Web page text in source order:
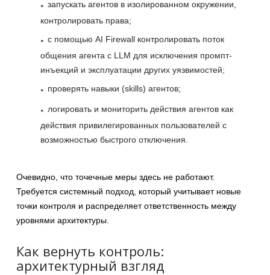
запускать агентов в изолированном окружении,
контролировать права;
с помощью AI Firewall контролировать поток
общения агента с LLM для исключения промпт-
инъекций и эксплуатации других уязвимостей;
проверять навыки (skills) агентов;
логировать и мониторить действия агентов как
действия привилегированных пользователей с
возможностью быстрого отключения.
Очевидно, что точечные меры здесь не работают.
Требуется системный подход, который учитывает новые
точки контроля и распределяет ответственность между
уровнями архитектуры.
Как вернуть контроль:
архитектурный взгляд